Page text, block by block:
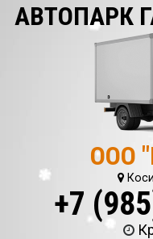
АВТОПАРК
ООО
+7